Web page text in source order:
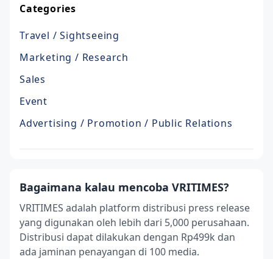
Categories
Travel / Sightseeing
Marketing / Research
Sales
Event
Advertising / Promotion / Public Relations
Bagaimana kalau mencoba VRITIMES?
VRITIMES adalah platform distribusi press release
yang digunakan oleh lebih dari 5,000 perusahaan.
Distribusi dapat dilakukan dengan Rp499k dan
ada jaminan penayangan di 100 media.